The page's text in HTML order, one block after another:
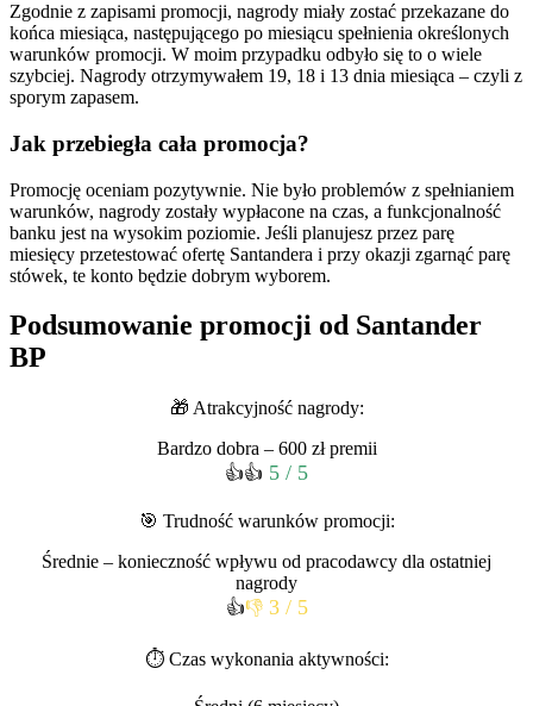
Zgodnie z zapisami promocji, nagrody miały zostać przekazane do
końca miesiąca, następującego po miesiącu spełnienia określonych
warunków promocji. W moim przypadku odbyło się to o wiele
szybciej. Nagrody otrzymywałem 19, 18 i 13 dnia miesiąca – czyli z
sporym zapasem.
Jak przebiegła cała promocja?
Promocję oceniam pozytywnie. Nie było problemów z spełnianiem
warunków, nagrody zostały wypłacone na czas, a funkcjonalność
banku jest na wysokim poziomie. Jeśli planujesz przez parę
miesięcy przetestować ofertę Santandera i przy okazji zgarnąć parę
stówek, te konto będzie dobrym wyborem.
Podsumowanie promocji od Santander
BP
🎁 Atrakcyjność nagrody:
Bardzo dobra – 600 zł premii
👍👍 5 / 5
🎯 Trudność warunków promocji:
Średnie – konieczność wpływu od pracodawcy dla ostatniej
nagrody
👍👎3 / 5
⏱ Czas wykonania aktywności: